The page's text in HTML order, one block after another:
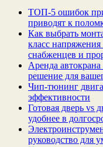
ТОП-5 ошибок
приводят к
Как выбрать
класс
снабженцев и
Аренда
решение для
Чип‑тюнинг
эффективности
Готовая дверь vs
удобнее в
руководство для